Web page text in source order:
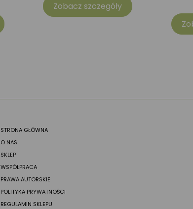
Zobacz szczegóły
STRONA GŁÓWNA
O NAS
SKLEP
WSPÓŁPRACA
PRAWA AUTORSKIE
POLITYKA PRYWATNOŚCI
REGULAMIN SKLEPU